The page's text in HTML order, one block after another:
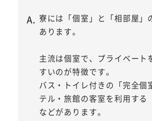
寮には「個室」と「相部屋」
あります。
主流は個室で、プライベート
すいのが特徴です。
バス・トイレ付きの「完全個
テル・旅館の客室を利用する
などがあります。